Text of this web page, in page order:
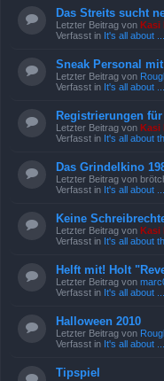
Das Streits sucht
Letzter Beitrag von Kasi
Verfasst in It's all about
Sneak Personal
Letzter Beitrag von
Verfasst in It's all about
Registrierungen
Letzter Beitrag von Kasi
Verfasst in It's all about
Das Grindelkino
Letzter Beitrag von
Verfasst in It's all about
Keine
Letzter Beitrag von Kasi
Verfasst in It's all about
Helft mit! Holt
Letzter Beitrag von
Verfasst in It's all about
Halloween 2010
Letzter Beitrag von
Verfasst in It's all about
Tipspiel